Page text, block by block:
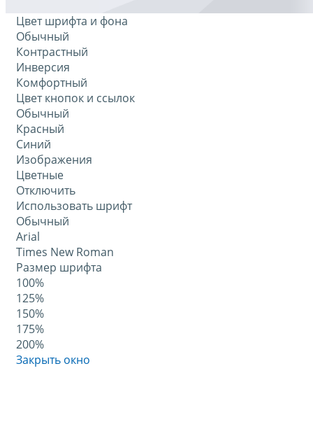
Цвет шрифта и фона
Обычный
Контрастный
Инверсия
Комфортный
Цвет кнопок и ссылок
Обычный
Красный
Синий
Изображения
Цветные
Отключить
Использовать шрифт
Обычный
Arial
Times New Roman
Размер шрифта
100%
125%
150%
175%
200%
Закрыть окно